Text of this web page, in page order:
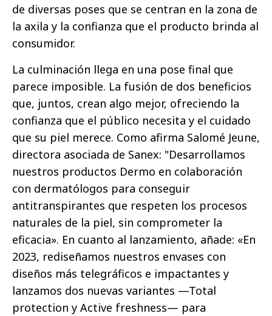
de diversas poses que se centran en la zona de
la axila y la confianza que el producto brinda al
consumidor.
La culminación llega en una pose final que
parece imposible. La fusión de dos beneficios
que, juntos, crean algo mejor, ofreciendo la
confianza que el público necesita y el cuidado
que su piel merece. Como afirma Salomé Jeune,
directora asociada de Sanex: "Desarrollamos
nuestros productos Dermo en colaboración
con dermatólogos para conseguir
antitranspirantes que respeten los procesos
naturales de la piel, sin comprometer la
eficacia». En cuanto al lanzamiento, añade: «En
2023, rediseñamos nuestros envases con
diseños más telegráficos e impactantes y
lanzamos dos nuevas variantes —Total
protection y Active freshness— para